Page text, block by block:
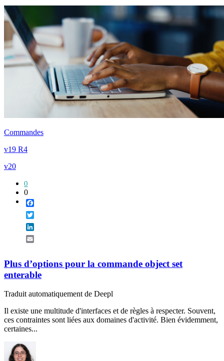
Commandes
v19 R4
v20
0
0
Plus d’options pour la commande object set
enterable
Traduit automatiquement de Deepl
Il existe une multitude d'interfaces et de règles à respecter. Souvent,
ces contraintes sont liées aux domaines d'activité. Bien évidemment,
certaines...